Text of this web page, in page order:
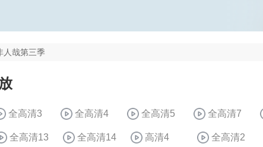
人哉第三季
全高清3 全高清4 全高清5 全高清7
全高清13 全高清14 高清4 全高清2